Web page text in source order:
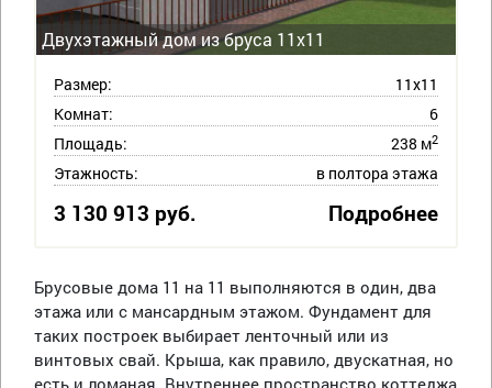
Двухэтажный дом из бруса 11х11
Размер:
11х11
Комнат:
6
Площадь:
238 м2
Этажность: в полтора этажа
3 130 913 руб. Подробнее
Брусовые дома 11 на 11 выполняются в один, два
этажа или с мансардным этажом. Фундамент для
таких построек выбирает ленточный или из
винтовых свай. Крыша, как правило, двускатная, но